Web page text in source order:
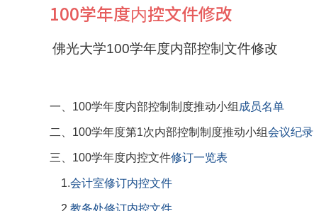
100学年度内控文件修改
佛光大学100学年度内部控制文件修改
一、 100学年度内部控制制度推动小组 成员名单
二、 100学年度第1次内部控制制度推动小组会议纪录
三、100学年度内控文件修订一览表
1.会计室修订内控文件